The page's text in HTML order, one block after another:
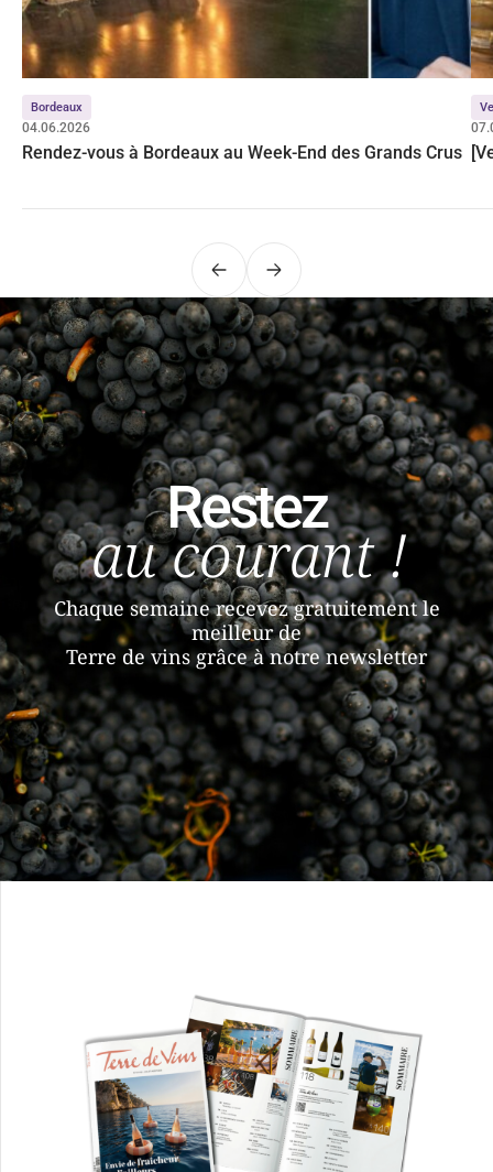
Bordeaux
04.06.2026
Rendez-vous à Bordeaux au Week-End des Grands Crus
PrécédentSuivant
Restez
au courant !
Chaque semaine recevez gratuitement le
meilleur de
Terre de vins grâce à notre newsletter